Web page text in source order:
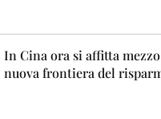
In Cina ora si affitta
nuova frontiera del